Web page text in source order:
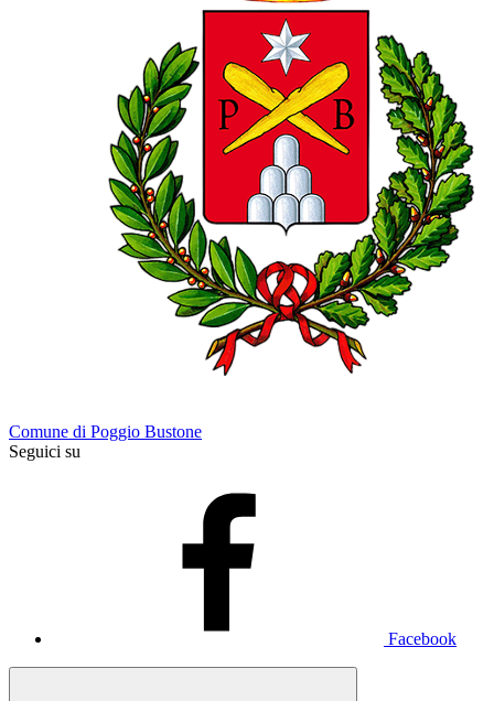
Comune di Poggio Bustone
Seguici su
Facebook